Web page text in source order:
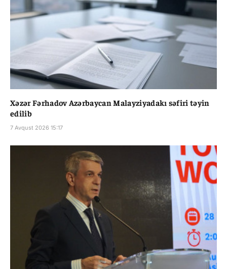
Xəzər Fərhadov Azərbaycan Malayziyadakı səfiri təyin
edilib
7 Avqust 2026 15:17